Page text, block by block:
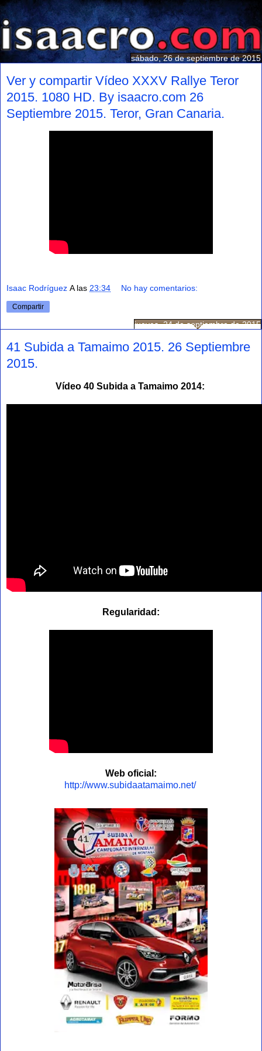
sábado, 26 de septiembre de 2015
Ver y compartir Vídeo XXXV Rallye Teror
2015. 1080 HD. By isaacro.com 26
Septiembre 2015. Teror, Gran Canaria.
Isaac Rodríguez A las 23:34 No hay comentarios:
Compartir
jueves, 24 de septiembre de 2015
41 Subida a Tamaimo 2015. 26 Septiembre
2015.
Vídeo 40 Subida a Tamaimo 2014:
Regularidad:
Web oficial:
http://www.subidaatamaimo.net/